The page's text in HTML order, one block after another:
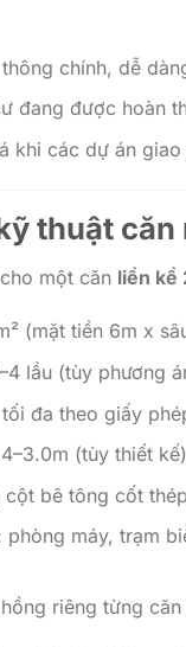
chính, dễ
đang được hoàn
khi các dự án
thuật căn
một căn liền kề
(mặt tiền 6m x
lầu (tùy phương
đa theo giấy
(tùy thiết
cột bê tông cốt
phòng máy, trạm
riêng từng